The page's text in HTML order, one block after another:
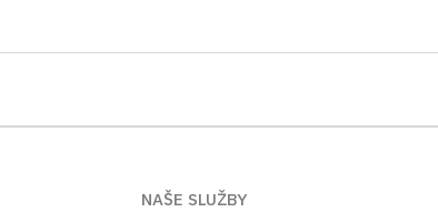
NAŠE SLUŽBY